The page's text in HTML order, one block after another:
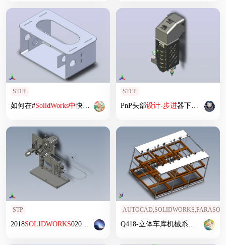
STEP
如何在#SolidWorks中快速创建DXF出口 - 钣金零件 的快速教程
STEP
PnP头部设计-步进器下的 真空槽室
STP
2018SOLIDWORKS02005 中间主体机构 推拉机